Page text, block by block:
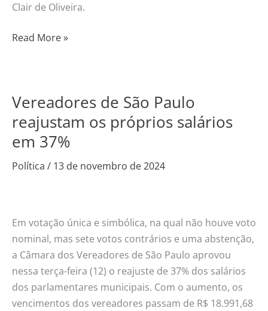
Clair de Oliveira.
Read More »
Vereadores de São Paulo
reajustam os próprios salários
em 37%
Política / 13 de novembro de 2024
Em votação única e simbólica, na qual não houve voto
nominal, mas sete votos contrários e uma abstenção,
a Câmara dos Vereadores de São Paulo aprovou
nessa terça-feira (12) o reajuste de 37% dos salários
dos parlamentares municipais. Com o aumento, os
vencimentos dos vereadores passam de R$ 18.991,68
Vereadores
São
Paulo
reajustam
em
37%